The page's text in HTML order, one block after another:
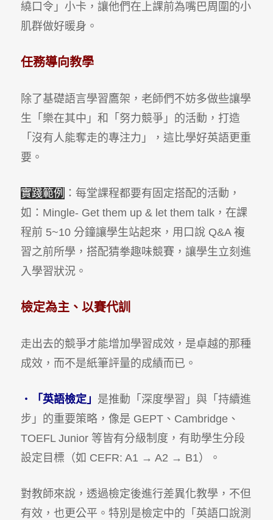
繞口令」小卡，讓他們在上課前為嘴巴周圍的小
肌群做好暖身。
任務導向教學
除了基礎語言學習鷹架，老師們不妨多做些讓學
生「樂在其中」和「努力競爭」的活動，打造
「沒有人能奪走的專注力」，這比學好英語更重
要。
實踐範例 ：每堂課程都要有固定搭配的活動，
如：Mingle- Get them up & let them talk，在課
程前 5~10 分鐘讓學生站起來，用口說 Q&A 複
習之前所學，搭配猜拳趣味競賽，讓學生立刻進
入學習狀況。
檢定為主、以賽代訓
走出去的競爭才能增加學習成效，是卓越的那種
成效，而不是紙筆評量的成績而已。
・ 「英語檢定」 是推動「深度學習」與「持續進
步」的重要策略，像是 GEPT、Cambridge、
TOEFL Junior 等皆有分級制度，有助學生分段
設定目標（如 CEFR: A1 → A2 → B1）。
對教師來說，透過檢定後進行差異化教學，不但
有效，也更公平。特別是檢定中的「英語口說測